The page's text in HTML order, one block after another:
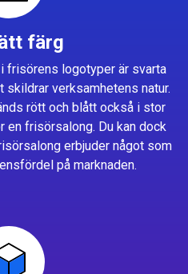
färg
frisörens logotyper är svarta
verksamhetens natur.
rött och blått också i stor
frisörsalong. Du kan dock
erbjuder något som
på marknaden.